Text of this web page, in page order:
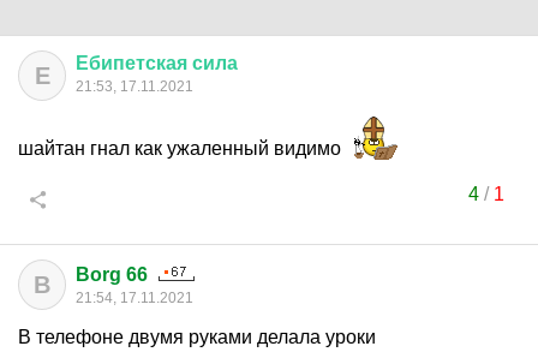
Е Ебипетская сила
21:53, 17.11.2021
шайтан гнал как ужаленный видимо
4/ 1
B Borg 66
21:54, 17.11.2021
В телефоне двумя руками делала уроки